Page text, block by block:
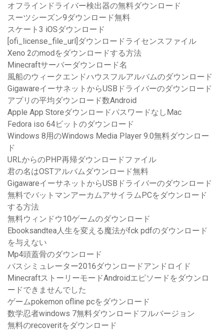
オフラインドライバー検出器の無料ダウンロード
スーツシーズン9ダウンロード無料
スケート3 iOSダウンロード
[ofi_license_file_url]ダウンロードライセンスファイル
Xeno 2のmodをダウンロードする方法
Minecraftサーバーダウンロード名
風船のウィークエンドハウスフルアルバムのダウンロード
GigawareイーサネットからUSBドライバーのダウンロード
アプリの平均ダウンロード数Android
Apple App StoreダウンロードパスワードなしMac
Fedora iso 64ビットのダウンロード
Windows 8用のWindows Media Player 9.0無料ダウンロー
ド
URLからのPHP再帰ダウンロードファイル
君の名はOSTアルバムダウンロード無料
GigawareイーサネットからUSBドライバーのダウンロード
無料でバットマンアーカムアサイラムPCをダウンロード
する方法
無料ウィンドウ10ゲームのダウンロード
Ebooksandtea人生を変える魔法がfck pdfのダウンロード
を与えない
Mp4頭蓋骨のダウンロード
バスシミュレーター2016ダウンロードアンドロイド
MinecraftストーリーモードAndroidエピソードをダウンロ
ードできませんでした
ゲームpokemon ofline pcをダウンロード
数学忍者windows 7無料ダウンロードフルバージョン
無料のrecoveritをダウンロード